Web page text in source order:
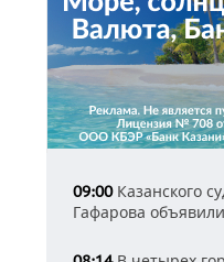
09:00Казанского
Гафарова